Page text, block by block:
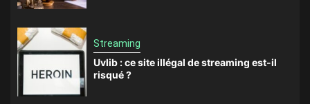
Streaming
Uvlib : ce site illégal de streaming est-il
risqué ?